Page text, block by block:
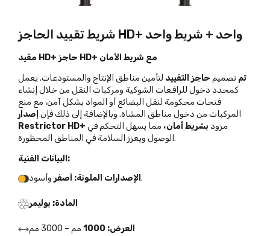
شريط تقييد الحاجز HD+ واحد + شريط واحد
مقيد HD+ حاجز HD+ مع شريط الأمان
تم تصميم حاجز التقييد لتأمين مناطق الإنتاج والمستودعات. يعمل
كمحدد دخول للرافعات الشوكية ومركبات النقل من خلال إنشاء
فتحات محكومة لنقل البضائع أو المواد بشكل آمن، مع منع
المركبات من دخول مناطق المشاة. وبالإضافة إلى ذلك فإن إصدار
Restrictor HD+
مزود بشريط أمان، مما يسهل التحكم في
الوصول ويعزز السلامة في المناطق المحظورة.
البيانات الفنية:
الإصدارات الملونة: أصفر وأسود.
المادة: بوليمر
العرض: 1000 مم – 3000 مم